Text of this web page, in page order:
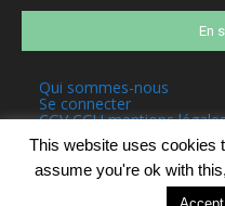
En
Qui sommes-nous
Se connecter
CGV CGU mentions
This website uses cookies
assume you're ok with